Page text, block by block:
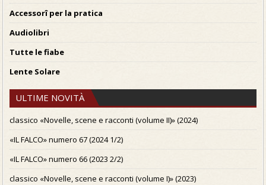
Accessorî per la pratica
Audiolibri
Tutte le fiabe
Lente Solare
ULTIME NOVITÀ
classico «Novelle, scene e racconti (volume II)» (2024)
«IL FALCO» numero 67 (2024 1/2)
«IL FALCO» numero 66 (2023 2/2)
classico «Novelle, scene e racconti (volume I)» (2023)